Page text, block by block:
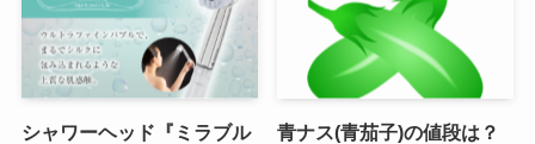
シャワーヘッド『ミラブル
青ナス(青茄子)の値段は？